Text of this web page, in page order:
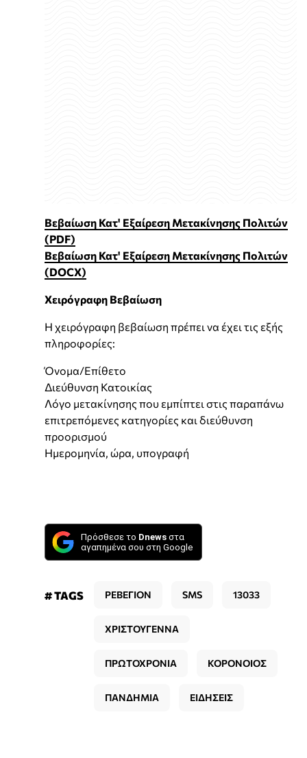
Βεβαίωση Κατ' Εξαίρεση Μετακίνησης Πολιτών
(PDF)
Βεβαίωση Κατ' Εξαίρεση Μετακίνησης Πολιτών
(DOCX)
Χειρόγραφη Βεβαίωση
Η χειρόγραφη βεβαίωση πρέπει να έχει τις εξής
πληροφορίες:
Όνομα/Επίθετο
Διεύθυνση Κατοικίας
Λόγο μετακίνησης που εμπίπτει στις παραπάνω
επιτρεπόμενες κατηγορίες και διεύθυνση
προορισμού
Ημερομηνία, ώρα, υπογραφή
Πρόσθεσε το Dnews στα
αγαπημένα σου στη Google
# TAGS ΡΕΒΕΓΙΟΝ SMS 13033
ΧΡΙΣΤΟΥΓΕΝΝΑ
ΠΡΩΤΟΧΡΟΝΙΑ ΚΟΡΟΝΟΙΟΣ
ΠΑΝΔΗΜΙΑ ΕΙΔΗΣΕΙΣ